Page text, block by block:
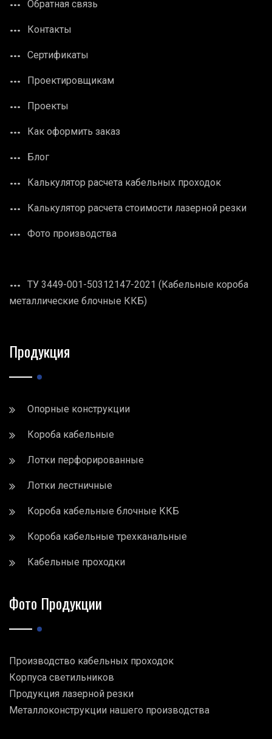
Обратная связь
Контакты
Сертификаты
Проектировщикам
Проекты
Как оформить заказ
Блог
Калькулятор расчета кабельных проходок
Калькулятор расчета стоимости лазерной резки
Фото производства
ТУ 3449-001-50312147-2021 (Кабельные короба
металлические блочные ККБ)
Продукция
Опорные конструкции
Короба кабельные
Лотки перфорированные
Лотки лестничные
Короба кабельные блочные ККБ
Короба кабельные трехканальные
Кабельные проходки
Фото Продукции
Производство кабельных проходок
Корпуса светильников
Продукция лазерной резки
Металлоконструкции нашего производства